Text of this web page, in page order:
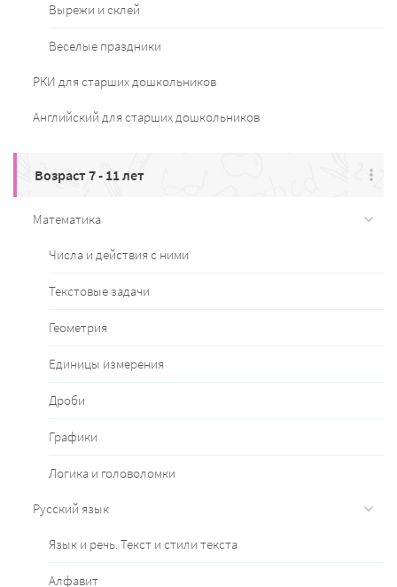
Вырежи и склей
Веселые праздники
РКИ для старших дошкольников
Английский для старших дошкольников
Возраст 7 - 11 лет
Математика
Числа и действия с ними
Текстовые задачи
Геометрия
Единицы измерения
Дроби
Графики
Логика и головоломки
Русский язык
Язык и речь. Текст и стили текста
Алфавит